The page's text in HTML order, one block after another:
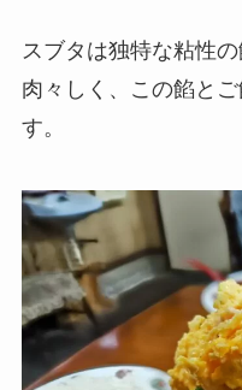
スブタは独特な粘性の
肉々しく、この餡と
す。